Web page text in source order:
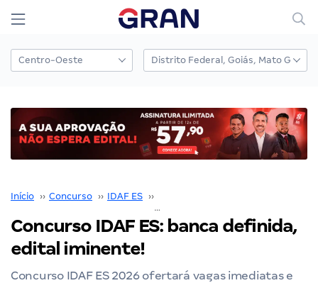
Início ›› Concurso ›› IDAF ES ››
Concurso IDAF ES: banca definida,
edital iminente!
Concurso IDAF ES 2026 ofertará vagas imediatas e